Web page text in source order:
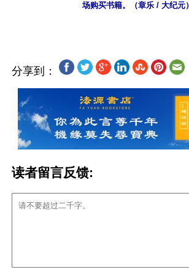
场购买书籍。（章乐 / 大纪元）
分享到：
读者留言反馈: